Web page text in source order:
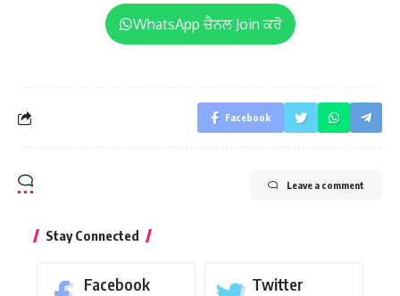
WhatsApp ਚੈਨਲ Join ਕਰੋ
Facebook
Leave a comment
Stay Connected
Facebook Twitter